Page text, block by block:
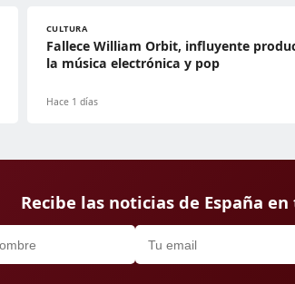
CULTURA
Fallece William Orbit, influyente
la música electrónica y pop
Hace 1 días
Recibe las noticias de España